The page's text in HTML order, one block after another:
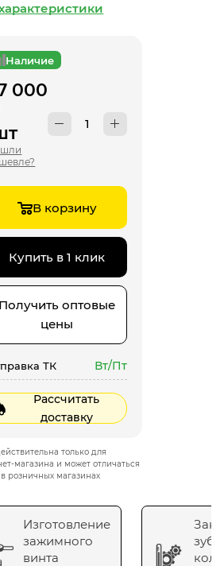
Наличие
000
В корзину
Купить в 1 клик
Получить оптовые
цены
ТК Вт/Пт
Рассчитать
доставку
только для
магазина и может отличаться
розничных магазинах
Изготовление
зажимного
винта